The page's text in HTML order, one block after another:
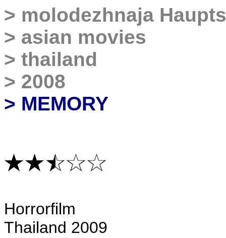
> molodezhnaja
> asian movies
> thailand
> 2008
> MEMORY
Horrorfilm
Thailand 2009